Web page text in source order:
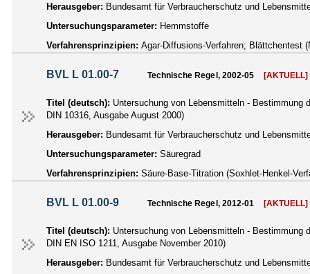
Herausgeber: Bundesamt für Verbraucherschutz und
Untersuchungsparameter: Hemmstoffe
Verfahrensprinzipien: Agar-Diffusions-Verfahren; Blättchentest
BVL L 01.00-7 Technische Regel, 2002-05 [AKTUELL]
Titel (deutsch): Untersuchung von Lebensmitteln - Bestimmung
DIN 10316, Ausgabe August 2000)
Herausgeber: Bundesamt für Verbraucherschutz und
Untersuchungsparameter: Säuregrad
Verfahrensprinzipien: Säure-Base-Titration (Soxhlet-Henkel-
BVL L 01.00-9 Technische Regel, 2012-01 [AKTUELL]
Titel (deutsch): Untersuchung von Lebensmitteln - Bestimmung
DIN EN ISO 1211, Ausgabe November 2010)
Herausgeber: Bundesamt für Verbraucherschutz und